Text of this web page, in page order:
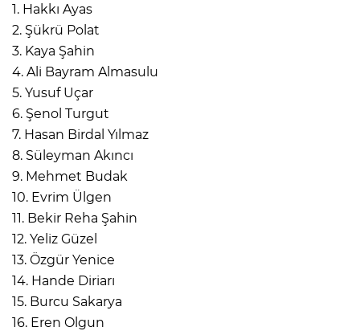
1. Hakkı Ayas
2. Şükrü Polat
3. Kaya Şahin
4. Ali Bayram Almasulu
5. Yusuf Uçar
6. Şenol Turgut
7. Hasan Birdal Yılmaz
8. Süleyman Akıncı
9. Mehmet Budak
10. Evrim Ülgen
11. Bekir Reha Şahin
12. Yeliz Güzel
13. Özgür Yenice
14. Hande Diriarı
15. Burcu Sakarya
16. Eren Olgun